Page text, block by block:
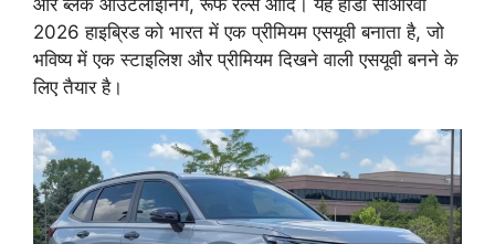
2026 हाइब्रिड को भारत में एक प्रीमियम एसयूवी बनाता है, जो
भविष्य में एक स्टाइलिश और प्रीमियम दिखने वाली एसयूवी बनने के
लिए तैयार है।